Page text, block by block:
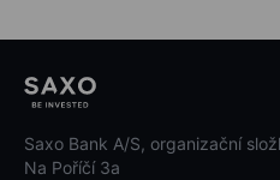
Saxo Bank A/S, organizační
Na Poříčí 3a